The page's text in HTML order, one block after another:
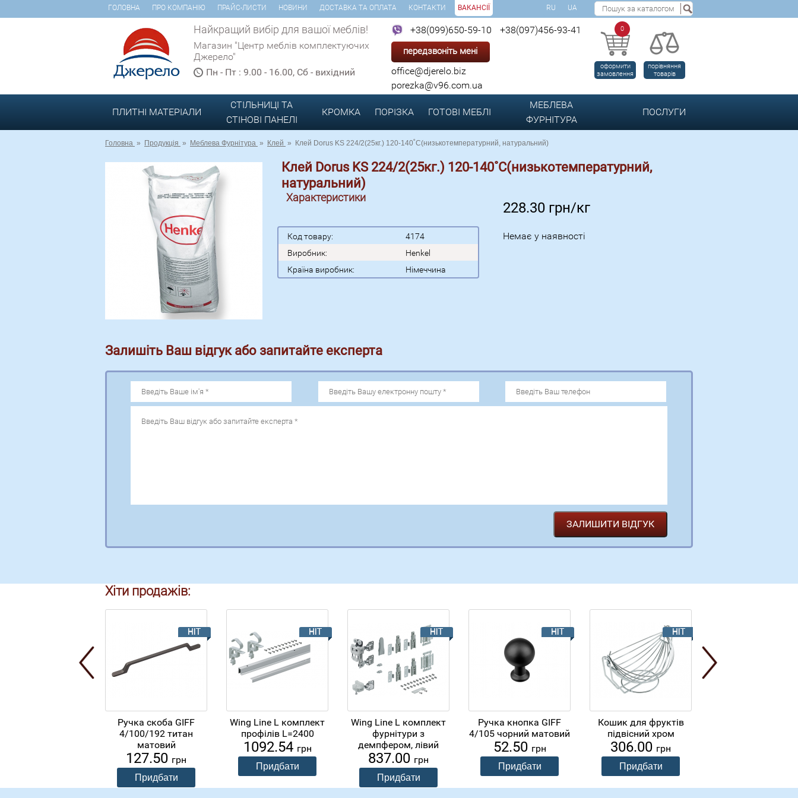
ГОЛОВНА ПРО КОМПАНІЮ ПРАЙС-ЛИСТИ НОВИНИ ДОСТАВКА ТА ОПЛАТА КОНТАКТИ ВАКАНСІЇ RU UA
Найкращий вибір для вашої меблів!
Магазин "Центр меблів комплектуючих
Джерело"
Пн - Пт : 9.00 - 16.00, Сб - вихідний
+38(099)650-59-10 +38(097)456-93-41
передзвоніть мені
office@djerelo.biz
porezka@v96.com.ua
0
оформити
замовлення
порівняння
товарів
ПЛИТНІ МАТЕРІАЛИ
СТІЛЬНИЦІ ТА
СТІНОВІ ПАНЕЛІ
КРОМКА ПОРІЗКА ГОТОВІ МЕБЛІ
МЕБЛЕВА
ФУРНІТУРА
ПОСЛУГИ
Головна » Продукція » Меблева Фурнітура » Клей » Клей Dorus KS 224/2(25кг.) 120-140˚С(низькотемпературний, натуральний)
Клей Dorus KS 224/2(25кг.) 120-140˚С(низькотемпературний,
натуральний)
Характеристики
Код товару:
4174
Виробник:
Henkel
Країна виробник:
Німеччина
228.30 грн/кг
Немає у наявності
Залишіть Ваш відгук або запитайте експерта
Хіти продажів:
Ручка скоба GIFF
4/100/192 титан
матовий
127.50 грн
Wing Line L комплект
профілів L=2400
1092.54 грн
Wing Line L комплект
фурнітури з
демпфером, лівий
837.00 грн
Ручка кнопка GIFF
4/105 чорний матовий
52.50 грн
Кошик для фруктів
підвісний хром
306.00 грн